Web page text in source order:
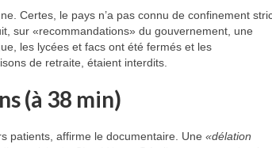
Certes, le pays n’a pas connu de confinement
sur «recommandations» du gouvernement, une
les lycées et facs ont été fermés et les
de retraite, étaient interdits.
(à 38 min)
patients, affirme le documentaire. Une «délation